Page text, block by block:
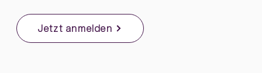
Jetzt anmelden